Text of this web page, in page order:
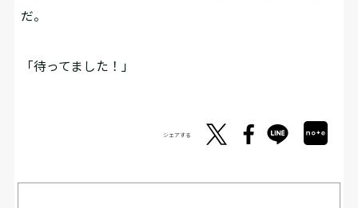
だ。
「待ってました！」
シェアする